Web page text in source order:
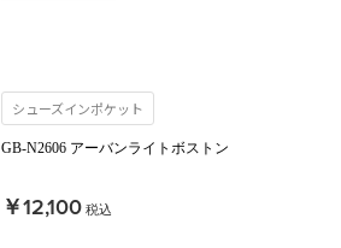
シューズインポケット
GB-N2606 アーバンライトボストン
￥12,100税込